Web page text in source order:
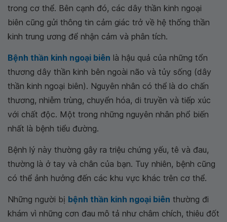
trong cơ thể. Bên cạnh đó, các dây thần kinh ngoại
biên cũng gửi thông tin cảm giác trở về hệ thống thần
kinh trung ương để nhận cảm và phân tích.
Bệnh thần kinh ngoại biên là hậu quả của những tổn
thương dây thần kinh bên ngoài não và tủy sống (dây
thần kinh ngoại biên). Nguyên nhân có thể là do chấn
thương, nhiễm trùng, chuyển hóa, di truyền và tiếp xúc
với chất độc. Một trong những nguyên nhân phổ biến
nhất là bệnh tiểu đường.
Bệnh lý này thường gây ra triệu chứng yếu, tê và đau,
thường là ở tay và chân của bạn. Tuy nhiên, bệnh cũng
có thể ảnh hưởng đến các khu vực khác trên cơ thể.
Những người bị bệnh thần kinh ngoại biên thường đi
khám vì những cơn đau mô tả như châm chích, thiêu đốt